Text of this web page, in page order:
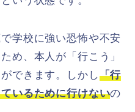
学校に強い恐怖や不安
め、本人が「行こう」
できます。しかし「行
いるために行けないの